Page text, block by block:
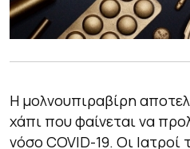
Η μολνουπιραβίρη
χάπι που φαίνεται να
νόσο COVID-19. Οι